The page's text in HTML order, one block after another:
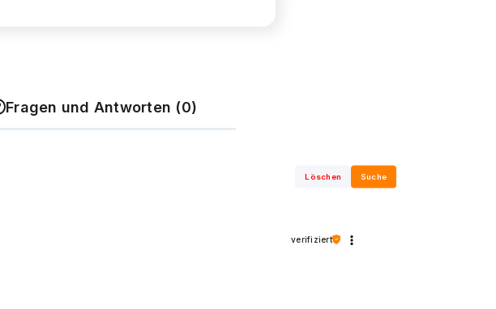
Fragen und Antworten (0)
Löschen Suche
verifiziert